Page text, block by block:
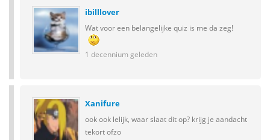
ibilllover
Wat voor een belangelijke quiz is me da zeg!
1 decennium geleden
Xanifure
ook ook lelijk, waar slaat dit op? krijg je aandacht
tekort ofzo